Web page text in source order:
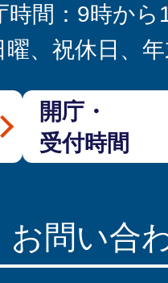
時間：9時から
曜、祝休日、
開庁・
受付時間
お問い合